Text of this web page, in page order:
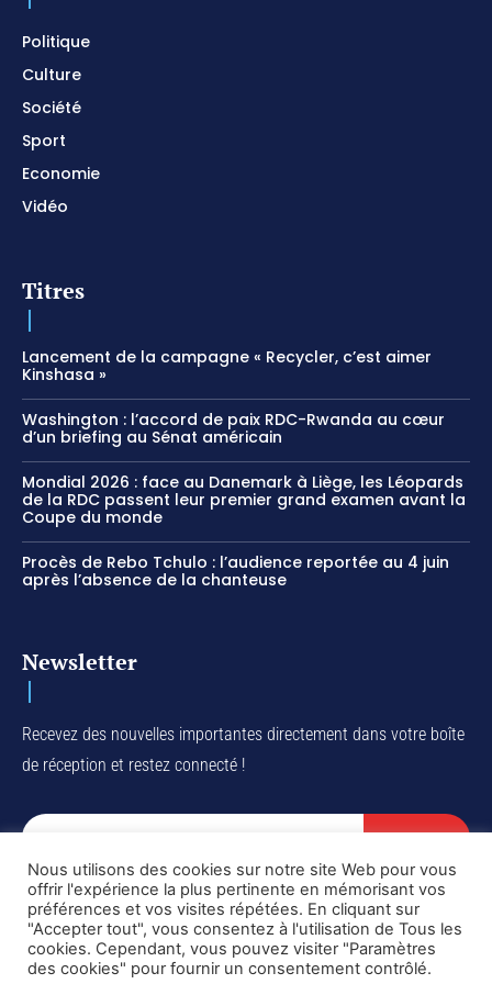
Politique
Culture
Société
Sport
Economie
Vidéo
Titres
Lancement de la campagne « Recycler, c’est aimer
Kinshasa »
Washington : l’accord de paix RDC-Rwanda au cœur
d’un briefing au Sénat américain
Mondial 2026 : face au Danemark à Liège, les Léopards
de la RDC passent leur premier grand examen avant la
Coupe du monde
Procès de Rebo Tchulo : l’audience reportée au 4 juin
après l’absence de la chanteuse
Newsletter
Recevez des nouvelles importantes directement dans votre boîte
de réception et restez connecté !
SUBSCRIBE
I've read and accept thePrivacy Policy.
Nous utilisons des cookies sur notre site Web pour vous
offrir l'expérience la plus pertinente en mémorisant vos
préférences et vos visites répétées. En cliquant sur
"Accepter tout", vous consentez à l'utilisation de Tous les
cookies. Cependant, vous pouvez visiter "Paramètres
des cookies" pour fournir un consentement contrôlé.